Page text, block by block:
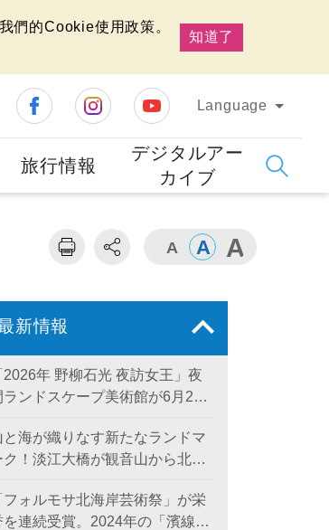
們的Cookie使用政策。
知道了
Language
旅行情報
デジタルアー
カイブ
新情報
2026年 野柳石光 夜訪女王」夜
ランドスケープ美術館が6月28
と海が織りなす新たなランドマ
ク！淡江大橋が観音山から北海
。フォルモサ北海岸芸術祭」が栄
を連続受賞。2024年の「濱線測